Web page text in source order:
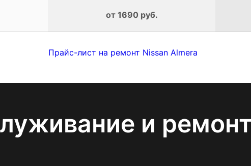
от 1690 руб.
Прайс-лист на ремонт Nissan Almera
и ремонт